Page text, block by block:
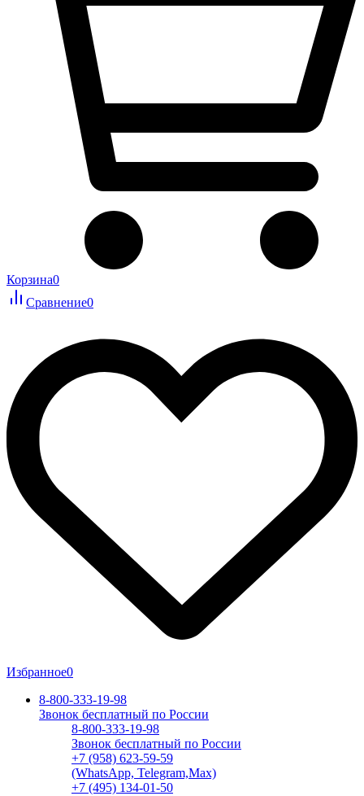
Корзина0
Сравнение0
Избранное0
8-800-333-19-98
Звонок бесплатный по России
8-800-333-19-98
Звонок бесплатный по России
+7 (958) 623-59-59
(WhatsApp, Telegram,Max)
+7 (495) 134-01-50